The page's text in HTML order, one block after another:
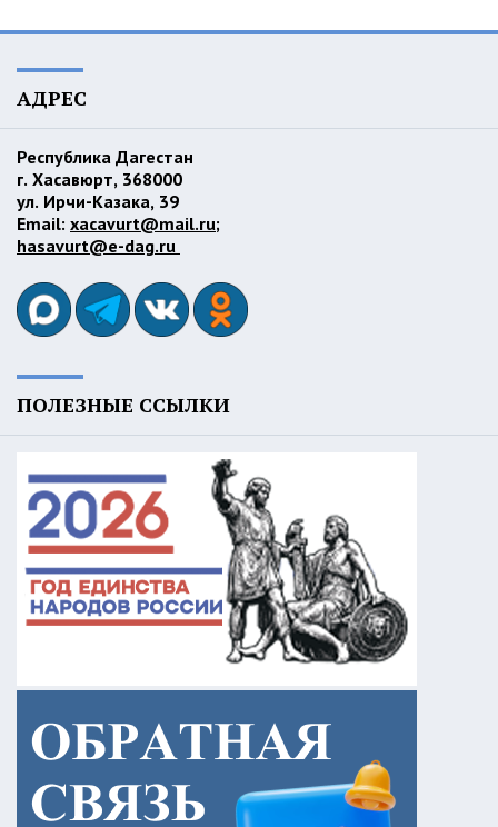
АДРЕС
Республика Дагестан
г. Хасавюрт, 368000
ул. Ирчи-Казака, 39
Email: xacavurt@mail.ru;
hasavurt@e-dag.ru
ПОЛЕЗНЫЕ ССЫЛКИ